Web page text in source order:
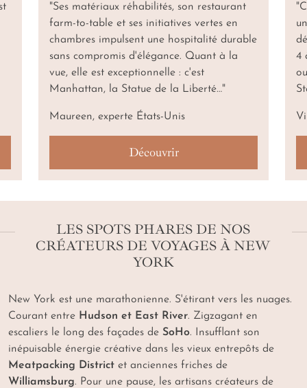
"Ses matériaux réhabilités, son restaurant
farm-to-table et ses initiatives vertes en
chambres impulsent une hospitalité durable
sans compromis d'élégance. Quant à la
vue, elle est exceptionnelle : c'est
Manhattan, la Statue de la Liberté…"
Maureen, experte États-Unis
Découvrir
4
LES SPOTS PHARES DE NOS
CRÉATEURS DE VOYAGES À NEW
YORK
New York est une marathonienne. S'étirant vers les nuages.
Courant entre Hudson et East River. Zigzagant en
escaliers le long des façades de SoHo. Insufflant son
inépuisable énergie créative dans les vieux entrepôts de
Meatpacking District et anciennes friches de
Williamsburg. Pour une pause, les artisans créateurs de